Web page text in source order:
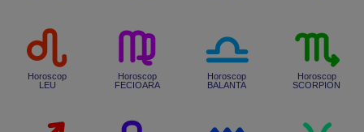
Horoscop
LEU
Horoscop
FECIOARA
Horoscop
BALANTA
Horoscop
SCORPION